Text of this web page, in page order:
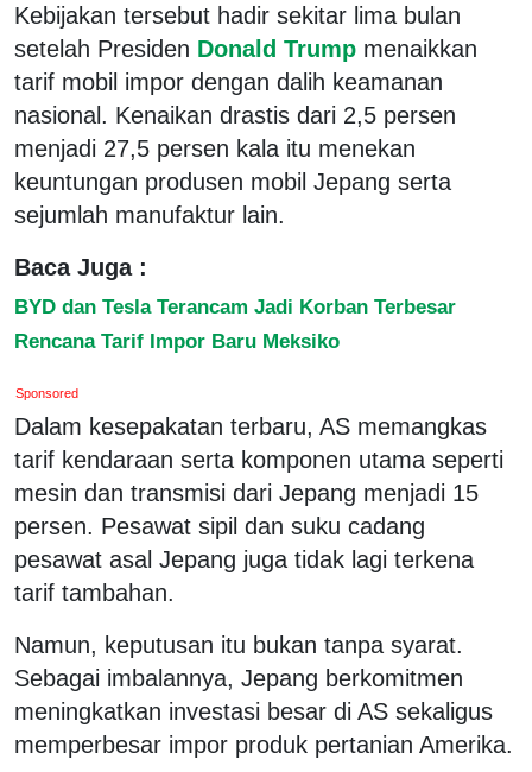
Kebijakan tersebut hadir sekitar lima bulan
setelah Presiden Donald Trump menaikkan
tarif mobil impor dengan dalih keamanan
nasional. Kenaikan drastis dari 2,5 persen
menjadi 27,5 persen kala itu menekan
keuntungan produsen mobil Jepang serta
sejumlah manufaktur lain.
Baca Juga :
BYD dan Tesla Terancam Jadi Korban Terbesar
Rencana Tarif Impor Baru Meksiko
Sponsored
Dalam kesepakatan terbaru, AS memangkas
tarif kendaraan serta komponen utama seperti
mesin dan transmisi dari Jepang menjadi 15
persen. Pesawat sipil dan suku cadang
pesawat asal Jepang juga tidak lagi terkena
tarif tambahan.
Namun, keputusan itu bukan tanpa syarat.
Sebagai imbalannya, Jepang berkomitmen
meningkatkan investasi besar di AS sekaligus
memperbesar impor produk pertanian Amerika.